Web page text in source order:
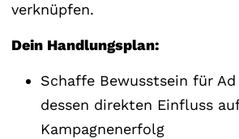
verknüpfen.
Dein Handlungsplan:
Schaffe Bewusstsein für
dessen direkten Einfluss
Kampagnenerfolg